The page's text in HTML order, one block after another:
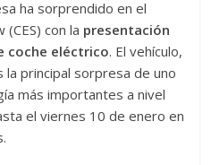
ha sorprendido en el
con la presentación
coche eléctrico. El vehículo,
la principal sorpresa de uno
más importantes a nivel
el viernes 10 de enero en